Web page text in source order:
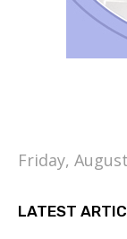
Friday,
LATEST